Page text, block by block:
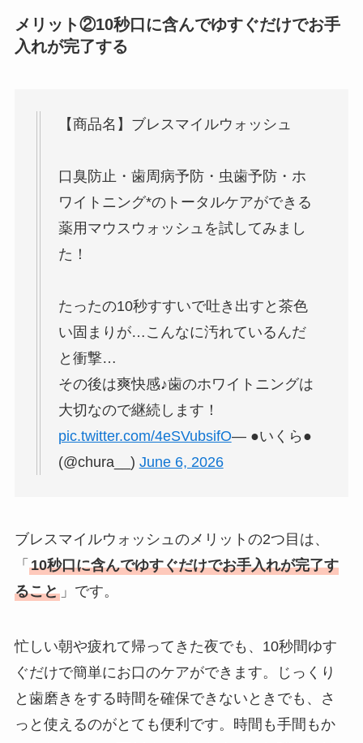
メリット②10秒口に含んでゆすぐだけでお手
入れが完了する
【商品名】ブレスマイルウォッシュ
口臭防止・歯周病予防・虫歯予防・ホ
ワイトニング*のトータルケアができる
薬用マウスウォッシュを試してみまし
た！
たったの10秒すすいで吐き出すと茶色
い固まりが…こんなに汚れているんだ
と衝撃…
その後は爽快感♪歯のホワイトニングは
大切なので継続します！
pic.twitter.com/4eSVubsifO— ●いくら●
(@chura__) June 6, 2026
ブレスマイルウォッシュのメリットの2つ目は、
「 10秒口に含んでゆすぐだけでお手入れが完了す
ること」です。
忙しい朝や疲れて帰ってきた夜でも、10秒間ゆす
ぐだけで簡単にお口のケアができます。じっくり
と歯磨きをする時間を確保できないときでも、さ
っと使えるのがとても便利です。時間も手間もか